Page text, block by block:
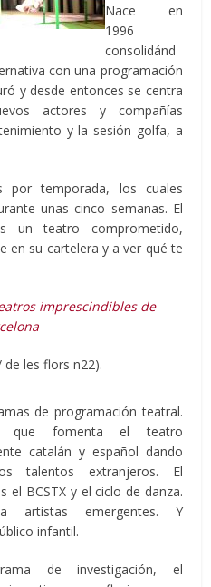
Nace en
1996
consolidánd
con una programación
y desde entonces se centra
actores y compañías
y la sesión golfa, a
por temporada, los cuales
unas cinco semanas. El
un teatro comprometido,
en su cartelera y a ver qué te
imprescindibles de
de les flors n22).
de programación teatral.
que fomenta el teatro
catalán y español dando
talentos extranjeros. El
el BCSTX y el ciclo de danza.
artistas emergentes. Y
infantil.
de investigación, el